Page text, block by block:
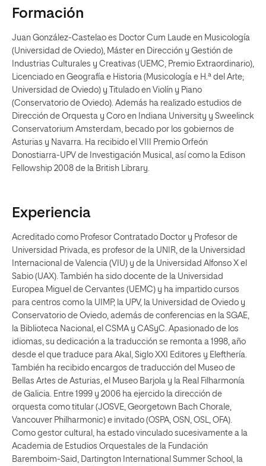
Formación
Juan González-Castelao es Doctor Cum Laude en Musicología
(Universidad de Oviedo), Máster en Dirección y Gestión de
Industrias Culturales y Creativas (UEMC, Premio Extraordinario),
Licenciado en Geografía e Historia (Musicología e H.ª del Arte;
Universidad de Oviedo) y Titulado en Violín y Piano
(Conservatorio de Oviedo). Además ha realizado estudios de
Dirección de Orquesta y Coro en Indiana University y Sweelinck
Conservatorium Amsterdam, becado por los gobiernos de
Asturias y Navarra. Ha recibido el VIII Premio Orfeón
Donostiarra-UPV de Investigación Musical, así como la Edison
Fellowship 2008 de la British Library.
Experiencia
Acreditado como Profesor Contratado Doctor y Profesor de
Universidad Privada, es profesor de la UNIR, de la Universidad
Internacional de Valencia (VIU) y de la Universidad Alfonso X el
Sabio (UAX). También ha sido docente de la Universidad
Europea Miguel de Cervantes (UEMC) y ha impartido cursos
para centros como la UIMP, la UPV, la Universidad de Oviedo y
Conservatorio de Oviedo, además de conferencias en la SGAE,
la Biblioteca Nacional, el CSMA y CASyC. Apasionado de los
idiomas, su dedicación a la traducción se remonta a 1998, año
desde el que traduce para Akal, Siglo XXI Editores y Elefthería.
También ha recibido encargos de traducción del Museo de
Bellas Artes de Asturias, el Museo Barjola y la Real Filharmonía
de Galicia. Entre 1999 y 2006 ha ejercido la dirección de
orquesta como titular (JOSVE, Georgetown Bach Chorale,
Vancouver Philharmonic) e invitado (OSPA, OSN, OSL, OFA).
Como gestor cultural, ha estado vinculado sucesivamente a la
Academia de Estudios Orquestales de la Fundación
Baremboim-Said, Dartington International Summer School, la